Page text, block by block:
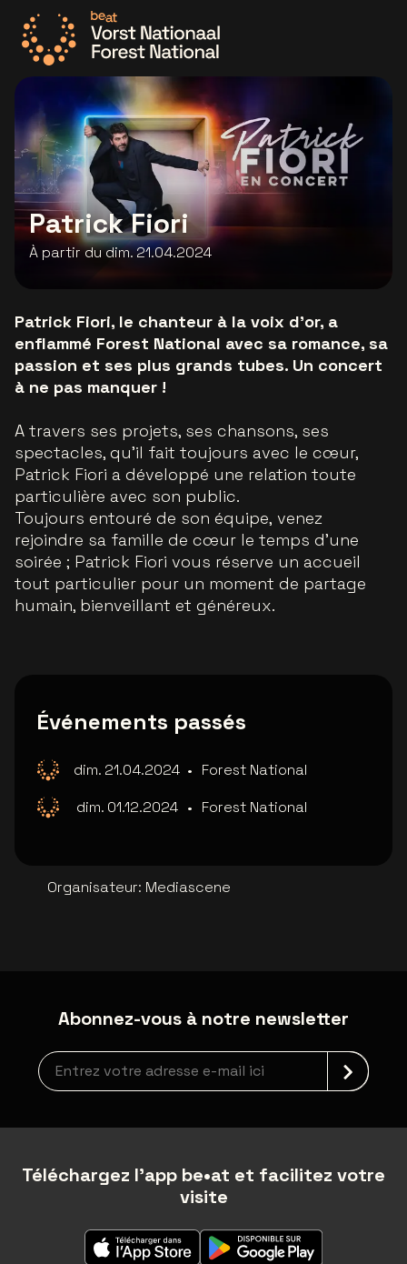
Allez à la page d'accueil
Patrick Fiori
À partir du dim. 21.04.2024
Patrick Fiori, le chanteur à la voix d'or, a
enflammé Forest National avec sa romance, sa
passion et ses plus grands tubes. Un concert
à ne pas manquer !
A travers ses projets, ses chansons, ses
spectacles, qu’il fait toujours avec le cœur,
Patrick Fiori a développé une relation toute
particulière avec son public.
Toujours entouré de son équipe, venez
rejoindre sa famille de cœur le temps d’une
soirée ; Patrick Fiori vous réserve un accueil
tout particulier pour un moment de partage
humain, bienveillant et généreux.
Événements passés
dim. 21.04.2024 • Forest National
dim. 01.12.2024 • Forest National
Organisateur: Mediascene
Abonnez-vous à notre newsletter
Inscription à la newsletter
Téléchargez l'app be•at et facilitez votre
visite